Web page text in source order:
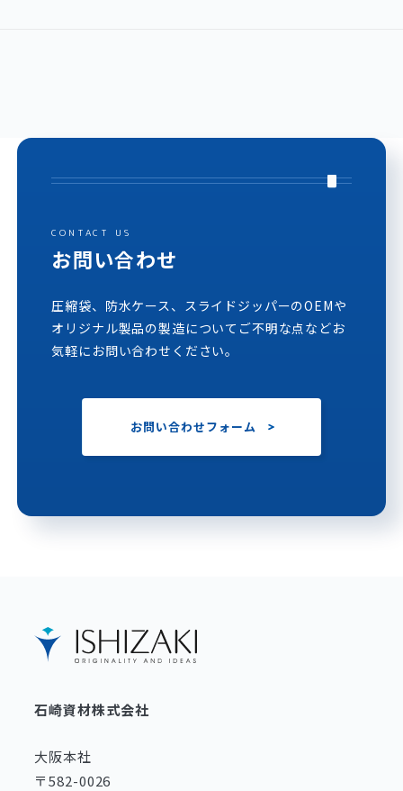
CONTACT US
お問い合わせ
圧縮袋、防水ケース、スライドジッパーのOEMや
オリジナル製品の製造についてご不明な点などお
気軽にお問い合わせください。
お問い合わせフォーム
石崎資材株式会社
大阪本社
〒582-0026